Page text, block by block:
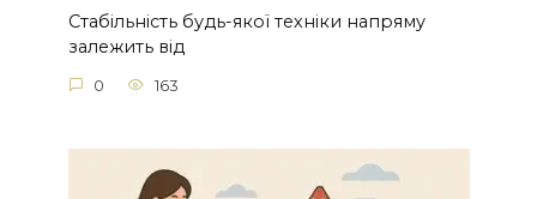
Стабільність будь-якої техніки напряму
залежить від
0 163